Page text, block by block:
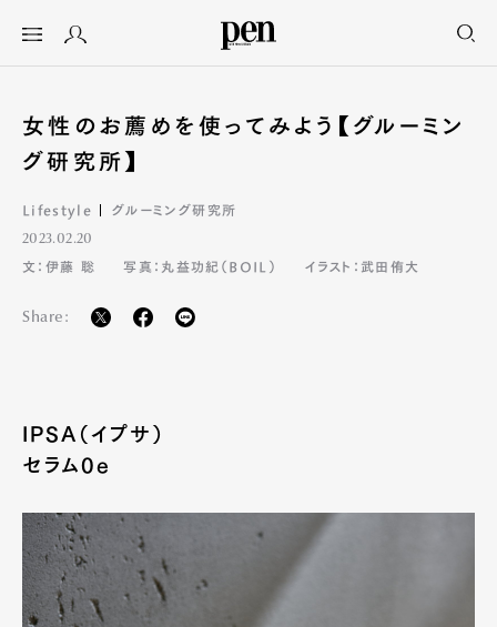
女性のお薦めを使ってみよう【グルーミン
グ研究所】
Lifestyle グルーミング研究所
2023.02.20
文：伊藤 聡
写真：丸益功紀（BOIL） イラスト：武田侑大
Share:
IPSA（イプサ）
セラム0e